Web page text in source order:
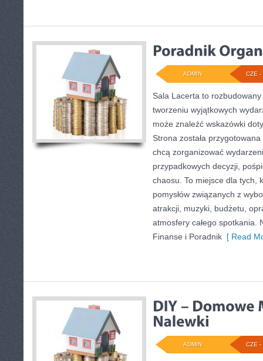
CZE -
ADMIN
Sala Lacerta to
tworzeniu wyjątkowych
może znaleźć wskazówki
Strona została
chcą zorganizować
przypadkowych decyzji,
chaosu. To miejsce dla tych,
pomysłów związanych z
atrakcji, muzyki, budżetu,
atmosfery całego spotkania.
Finanse i Poradnik [ Read
CZE -
ADMIN